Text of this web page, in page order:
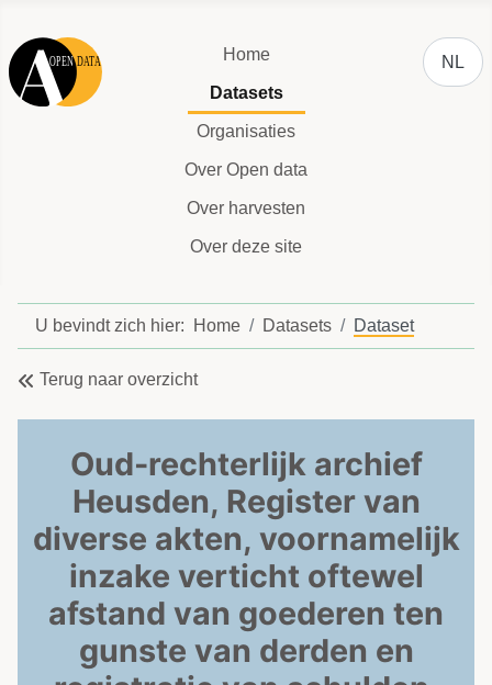
Home
Datasets
Organisaties
Over Open data
Over harvesten
Over deze site
NL
U bevindt zich hier: Home Datasets Dataset
Terug naar overzicht
Oud-rechterlijk archief
Heusden, Register van
diverse akten, voornamelijk
inzake verticht oftewel
afstand van goederen ten
gunste van derden en